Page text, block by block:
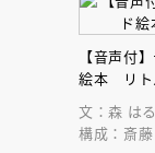
【音声付
絵本 リト
文：森 は
構成：斎